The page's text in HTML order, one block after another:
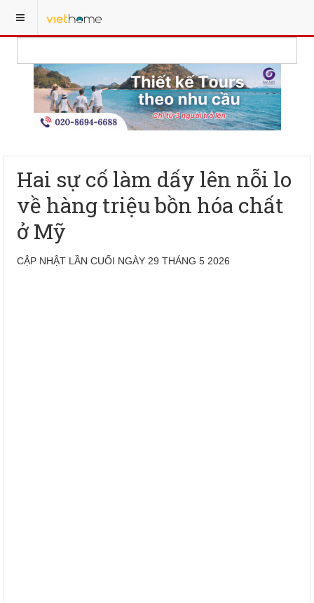
Hai sự cố làm dấy lên nỗi lo
về hàng triệu bồn hóa chất
ở Mỹ
CẬP NHẬT LẦN CUỐI NGÀY 29 THÁNG 5 2026